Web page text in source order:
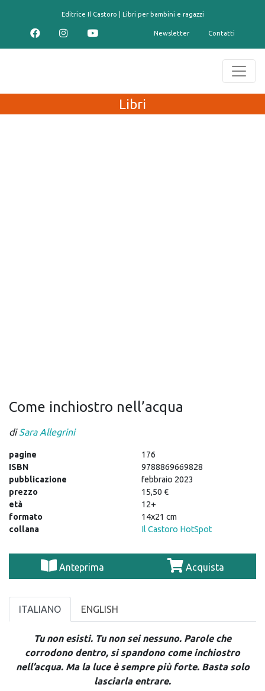
Editrice Il Castoro | Libri per bambini e ragazzi
Newsletter Contatti
Libri
Come inchiostro nell’acqua
diSara Allegrini
pagine
176
ISBN
9788869669828
pubblicazione
febbraio 2023
prezzo
15,50 €
età
12+
formato
14x21 cm
collana
Il Castoro HotSpot
Anteprima Acquista
ITALIANO ENGLISH
Tu non esisti. Tu non sei nessuno. Parole che
corrodono dentro, si spandono come inchiostro
nell’acqua. Ma la luce è sempre più forte. Basta solo
lasciarla entrare.